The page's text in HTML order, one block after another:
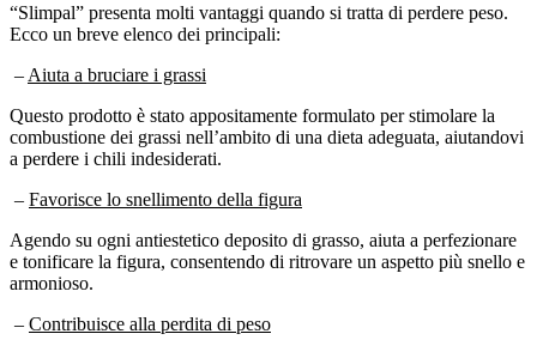
“Slimpal” presenta molti vantaggi quando si tratta di perdere peso.
Ecco un breve elenco dei principali:
– Aiuta a bruciare i grassi
Questo prodotto è stato appositamente formulato per stimolare la
combustione dei grassi nell’ambito di una dieta adeguata, aiutandovi
a perdere i chili indesiderati.
– Favorisce lo snellimento della figura
Agendo su ogni antiestetico deposito di grasso, aiuta a perfezionare
e tonificare la figura, consentendo di ritrovare un aspetto più snello e
armonioso.
– Contribuisce alla perdita di peso